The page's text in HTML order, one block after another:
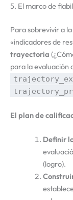
5. El marco de
Para sobrevivir a
«indicadores de
trayectoria
para la evaluación
El plan de
Definir
(logro).